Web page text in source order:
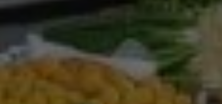
Informationen helfen uns zu verstehen, wie wir
unsere Website noch weiter optimieren können.
Google Analytics
Marketing
Marketing Cookies werden von Drittanbietern oder
Publishern verwendet, um personalisierte
Werbung anzuzeigen. Sie tun dies, indem sie